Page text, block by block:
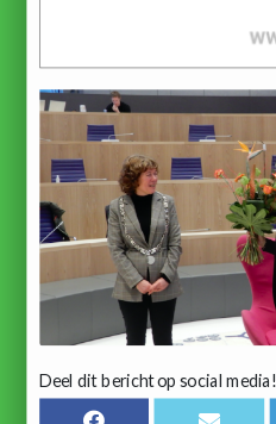
Deel dit bericht op social media!